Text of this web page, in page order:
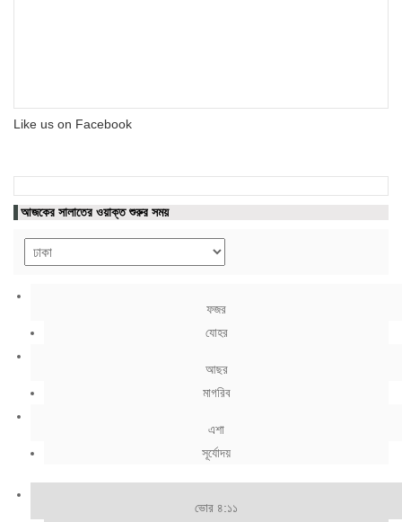
Like us on Facebook
আজকের সালাতের ওয়াক্ত শুরুর সময়
ফজর
যোহর
আছর
মাগরিব
এশা
সূর্যোদয়
ভোর ৪:১১